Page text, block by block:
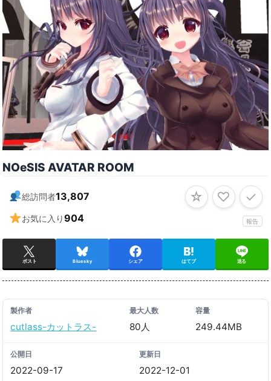
NOeSIS AVATAR ROOM
総訪問者13,807
お気に入り904 報告
☆ ♡ ✓
ポスト Bluesky シェア はてブ 送る
製作者
cutlass-カットラス-
最大人数
80人
容量
249.44MB
公開日
2022-09-17
更新日
2022-12-01